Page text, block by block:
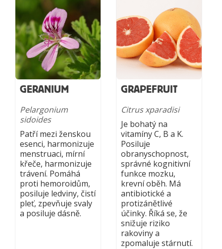
GERANIUM
Pelargonium
sidoides
Patří mezi ženskou
esenci, harmonizuje
menstruaci, mírní
křeče, harmonizuje
trávení. Pomáhá
proti hemoroidům,
posiluje ledviny, čistí
pleť, zpevňuje svaly
a posiluje dásně.
GRAPEFRUIT
Citrus xparadisi
Je bohatý na
vitamíny C, B a K.
Posiluje
obranyschopnost,
správné kognitivní
funkce mozku,
krevní oběh. Má
antibiotické a
protizánětlivé
účinky. Říká se, že
snižuje riziko
rakoviny a
zpomaluje stárnutí.